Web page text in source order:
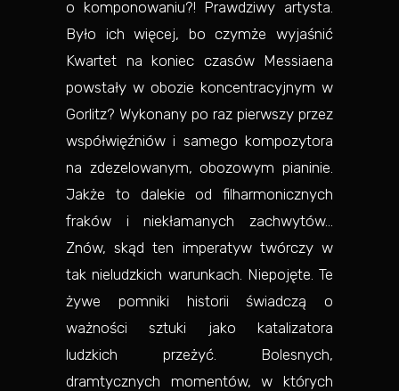
o komponowaniu?! Prawdziwy artysta.
Było ich więcej, bo czymże wyjaśnić
Kwartet na koniec czasów Messiaena
powstały w obozie koncentracyjnym w
Gorlitz? Wykonany po raz pierwszy przez
współwięźniów i samego kompozytora
na zdezelowanym, obozowym pianinie.
Jakże to dalekie od filharmonicznych
fraków i niekłamanych zachwytów…
Znów, skąd ten imperatyw twórczy w
tak nieludzkich warunkach. Niepojęte. Te
żywe pomniki historii świadczą o
ważności sztuki jako katalizatora
ludzkich przeżyć. Bolesnych,
dramtycznych momentów, w których